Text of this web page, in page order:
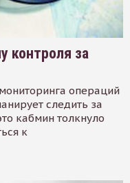
контроля за
операций
следить за
кабмин толкнуло
к